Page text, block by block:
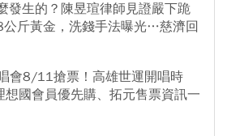
發生的？陳昱瑄律師見證嚴下跪
斤黃金，洗錢手法曝光…慈濟回
會8/11搶票！高雄世運開唱時
想國會員優先購、拓元售票資訊一